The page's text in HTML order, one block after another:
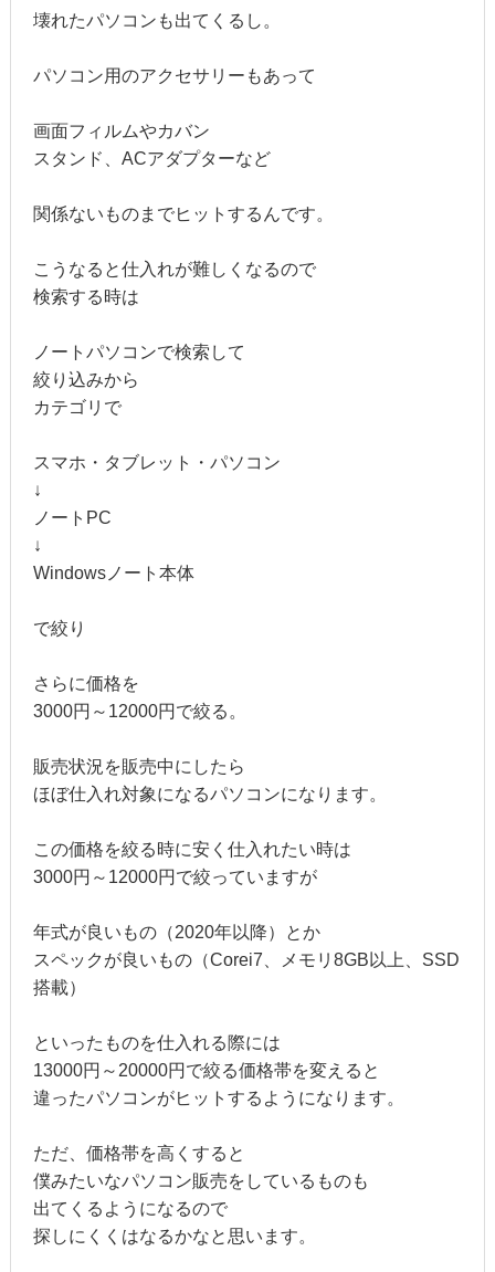
壊れたパソコンも出てくるし。
パソコン用のアクセサリーもあって
画面フィルムやカバン
スタンド、ACアダプターなど
関係ないものまでヒットするんです。
こうなると仕入れが難しくなるので
検索する時は
ノートパソコンで検索して
絞り込みから
カテゴリで
スマホ・タブレット・パソコン
↓
ノートPC
↓
Windowsノート本体
で絞り
さらに価格を
3000円～12000円で絞る。
販売状況を販売中にしたら
ほぼ仕入れ対象になるパソコンになります。
この価格を絞る時に安く仕入れたい時は
3000円～12000円で絞っていますが
年式が良いもの（2020年以降）とか
スペックが良いもの（Corei7、メモリ8GB以上、SSD
搭載）
といったものを仕入れる際には
13000円～20000円で絞る価格帯を変えると
違ったパソコンがヒットするようになります。
ただ、価格帯を高くすると
僕みたいなパソコン販売をしているものも
出てくるようになるので
探しにくくはなるかなと思います。